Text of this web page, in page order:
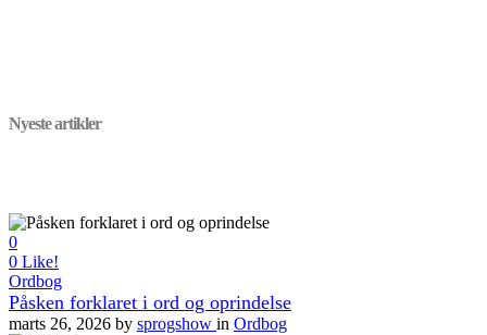
Nyeste artikler
0
0 Like!
Ordbog
Påsken forklaret i ord og oprindelse
marts 26, 2026 by sprogshow in Ordbog